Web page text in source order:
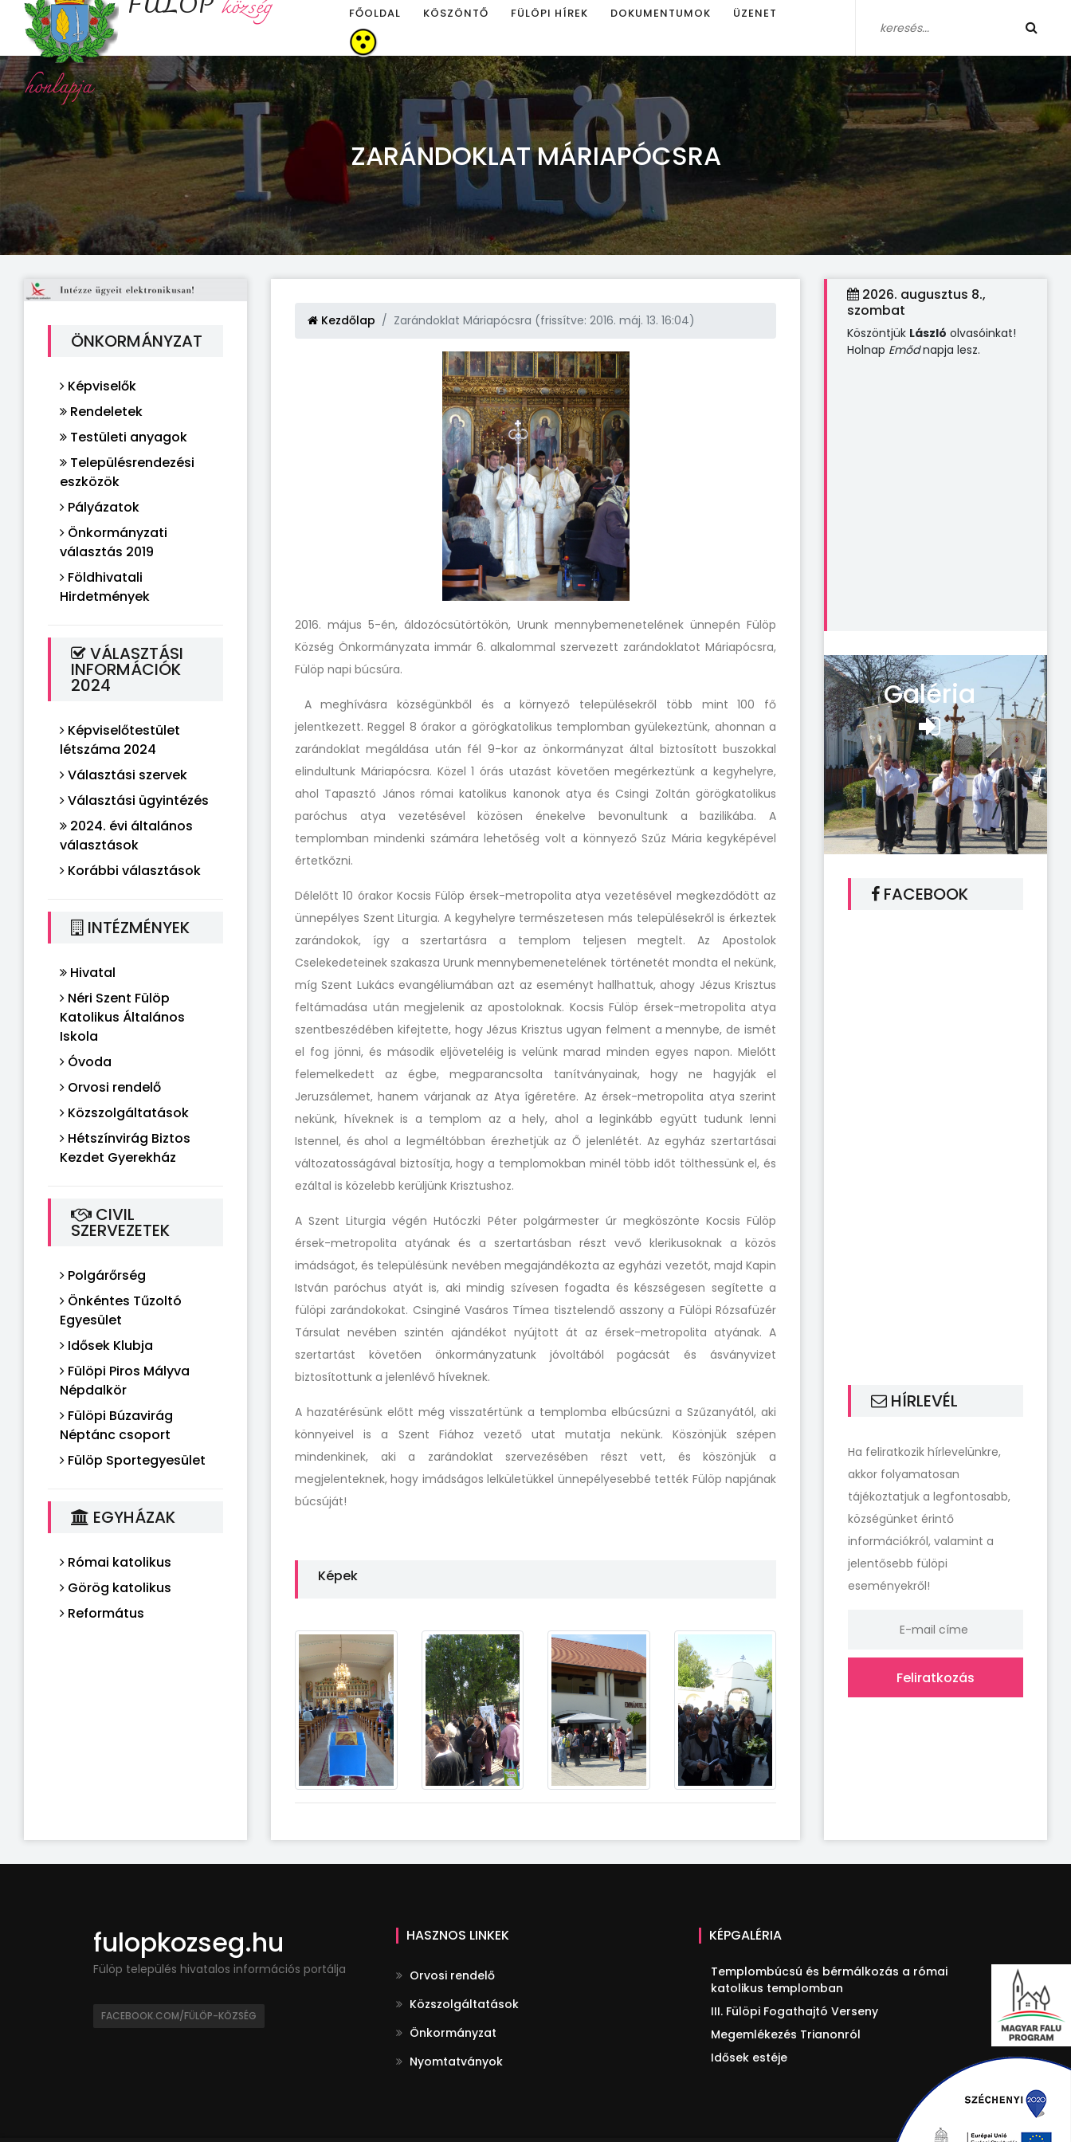
község
honlapja
FŐOLDAL KÖSZÖNTŐ FÜLÖPI HÍREK DOKUMENTUMOK ÜZENET
ZARÁNDOKLAT MÁRIAPÓCSRA
ÖNKORMÁNYZAT
Képviselők
Rendeletek
Testületi anyagok
Településrendezési
eszközök
Pályázatok
Önkormányzati
választás 2019
Földhivatali
Hirdetmények
VÁLASZTÁSI
INFORMÁCIÓK
2024
Képviselőtestület
létszáma 2024
Választási szervek
Választási ügyintézés
2024. évi általános
választások
Korábbi választások
INTÉZMÉNYEK
Hivatal
Néri Szent Fülöp
Katolikus Általános
Iskola
Óvoda
Orvosi rendelő
Közszolgáltatások
Hétszínvirág Biztos
Kezdet Gyerekház
CIVIL
SZERVEZETEK
Polgárőrség
Önkéntes Tűzoltó
Egyesület
Idősek Klubja
Fülöpi Piros Mályva
Népdalkör
Fülöpi Búzavirág
Néptánc csoport
Fülöp Sportegyesület
EGYHÁZAK
Római katolikus
Görög katolikus
Református
Kezdőlap Zarándoklat Máriapócsra (frissítve: 2016. máj. 13. 16:04)
2016. május 5-én, áldozócsütörtökön, Urunk mennybemenetelének ünnepén Fülöp
Község Önkormányzata immár 6. alkalommal szervezett zarándoklatot Máriapócsra,
Fülöp napi búcsúra.
A meghívásra községünkből és a környező településekről több mint 100 fő
jelentkezett. Reggel 8 órakor a görögkatolikus templomban gyülekeztünk, ahonnan a
zarándoklat megáldása után fél 9-kor az önkormányzat által biztosított buszokkal
elindultunk Máriapócsra. Közel 1 órás utazást követően megérkeztünk a kegyhelyre,
ahol Tapasztó János római katolikus kanonok atya és Csingi Zoltán görögkatolikus
paróchus atya vezetésével közösen énekelve bevonultunk a bazilikába. A
templomban mindenki számára lehetőség volt a könnyező Szűz Mária kegyképével
értetkőzni.
Délelőtt 10 órakor Kocsis Fülöp érsek-metropolita atya vezetésével megkezdődött az
ünnepélyes Szent Liturgia. A kegyhelyre természetesen más településekről is érkeztek
zarándokok, így a szertartásra a templom teljesen megtelt. Az Apostolok
Cselekedeteinek szakasza Urunk mennybemenetelének történetét mondta el nekünk,
míg Szent Lukács evangéliumában azt az eseményt hallhattuk, ahogy Jézus Krisztus
feltámadása után megjelenik az apostoloknak. Kocsis Fülöp érsek-metropolita atya
szentbeszédében kifejtette, hogy Jézus Krisztus ugyan felment a mennybe, de ismét
el fog jönni, és második eljöveteléig is velünk marad minden egyes napon. Mielőtt
felemelkedett az égbe, megparancsolta tanítványainak, hogy ne hagyják el
Jeruzsálemet, hanem várjanak az Atya ígéretére. Az érsek-metropolita atya szerint
nekünk, híveknek is a templom az a hely, ahol a leginkább együtt tudunk lenni
Istennel, és ahol a legméltóbban érezhetjük az Ő jelenlétét. Az egyház szertartásai
változatosságával biztosítja, hogy a templomokban minél több időt tölthessünk el, és
ezáltal is közelebb kerüljünk Krisztushoz.
A Szent Liturgia végén Hutóczki Péter polgármester úr megköszönte Kocsis Fülöp
érsek-metropolita atyának és a szertartásban részt vevő klerikusoknak a közös
imádságot, és településünk nevében megajándékozta az egyházi vezetőt, majd Kapin
István paróchus atyát is, aki mindig szívesen fogadta és készségesen segítette a
fülöpi zarándokokat. Csinginé Vasáros Tímea tisztelendő asszony a Fülöpi Rózsafüzér
Társulat nevében szintén ajándékot nyújtott át az érsek-metropolita atyának. A
szertartást követően önkormányzatunk jóvoltából pogácsát és ásványvizet
biztosítottunk a jelenlévő híveknek.
A hazatérésünk előtt még visszatértünk a templomba elbúcsúzni a Szűzanyától, aki
könnyeivel is a Szent Fiához vezető utat mutatja nekünk. Köszönjük szépen
mindenkinek, aki a zarándoklat szervezésében részt vett, és köszönjük a
megjelenteknek, hogy imádságos lelkületükkel ünnepélyesebbé tették Fülöp napjának
búcsúját!
Képek
2026. augusztus 8.,
szombat
Köszöntjük László olvasóinkat!
Holnap Emődnapja lesz.
Galéria
FACEBOOK
HÍRLEVÉL
Ha feliratkozik hírlevelünkre,
akkor folyamatosan
tájékoztatjuk a legfontosabb,
községünket érintő
információkról, valamint a
jelentősebb fülöpi
eseményekről!
Feliratkozás
fulopkozseg.hu
Fülöp település hivatalos információs portálja
FACEBOOK.COM/FÜLÖP-KÖZSÉG
HASZNOS LINKEK
Orvosi rendelő
Közszolgáltatások
Önkormányzat
Nyomtatványok
KÉPGALÉRIA
Templombúcsú és bérmálkozás a római
katolikus templomban
III. Fülöpi Fogathajtó Verseny
Megemlékezés Trianonról
Idősek estéje